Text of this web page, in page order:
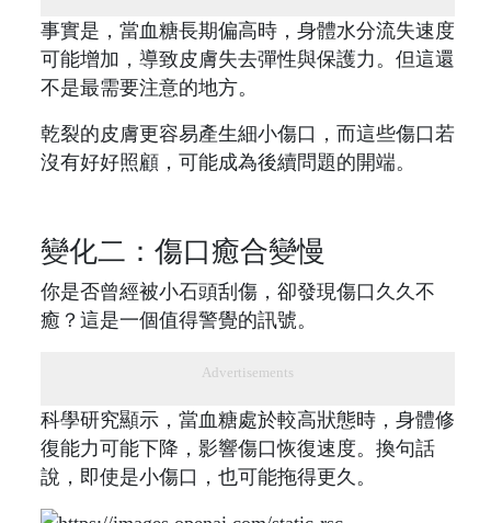
事實是，當血糖長期偏高時，身體水分流失速度
可能增加，導致皮膚失去彈性與保護力。但這還
不是最需要注意的地方。
乾裂的皮膚更容易產生細小傷口，而這些傷口若
沒有好好照顧，可能成為後續問題的開端。
變化二：傷口癒合變慢
你是否曾經被小石頭刮傷，卻發現傷口久久不
癒？這是一個值得警覺的訊號。
Advertisements
科學研究顯示，當血糖處於較高狀態時，身體修
復能力可能下降，影響傷口恢復速度。換句話
說，即使是小傷口，也可能拖得更久。